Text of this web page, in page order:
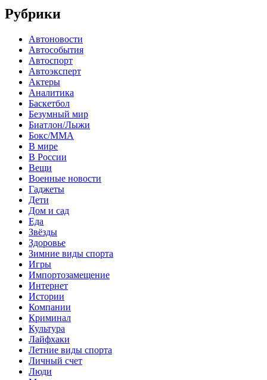
Рубрики
Автоновости
Автособытия
Автоспорт
Автоэксперт
Актеры
Аналитика
Баскетбол
Безумный мир
Биатлон/Лыжи
Бокс/MMA
В мире
В России
Вещи
Военные новости
Гаджеты
Дети
Дом и сад
Еда
Звёзды
Здоровье
Зимние виды спорта
Игры
Импортозамещение
Интернет
Истории
Компании
Криминал
Культура
Лайфхаки
Летние виды спорта
Личный счет
Люди